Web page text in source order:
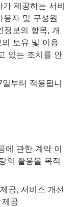
제공하는 서비
용자 및 구성원
정보의 항목, 개
보유 및 이용
있는 조치를 안
부터 적용됩니
에 관한 계약 이
의 활용을 목적
공, 서비스 개선
공